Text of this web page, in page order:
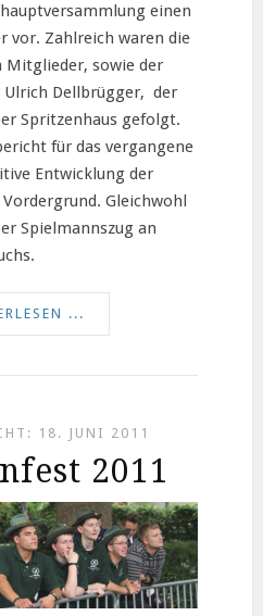
einen
vor. Zahlreich waren die
Mitglieder, sowie der
Dellbrügger, der
Spritzenhaus gefolgt.
für das vergangene
Entwicklung der
Gleichwohl
Spielmannszug an
...
18. JUNI 2011
2011